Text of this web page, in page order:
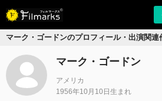
マーク・ゴードンのプロフィール・出演関連
マーク・ゴードン
アメリカ
1956年10月10日生まれ